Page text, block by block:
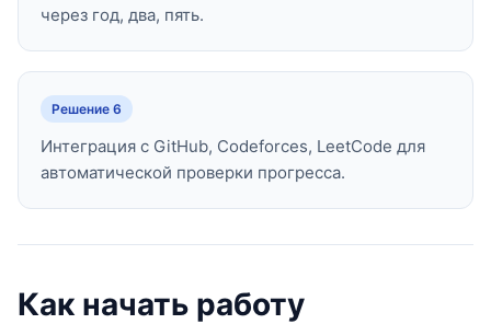
через год, два, пять.
Решение 6
Интеграция с GitHub, Codeforces, LeetCode для
автоматической проверки прогресса.
Как начать работу